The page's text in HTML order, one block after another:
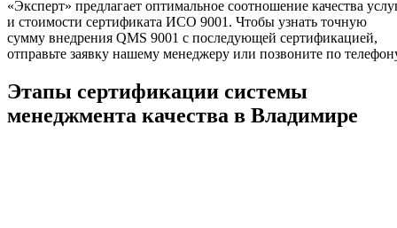
«Эксперт» предлагает оптимальное соотношение качества
и стоимости сертификата ИСО 9001. Чтобы узнать точную
сумму внедрения QMS 9001 с последующей сертификацией,
отправьте заявку нашему менеджеру или позвоните по
Этапы сертификации системы
менеджмента качества в Владимире